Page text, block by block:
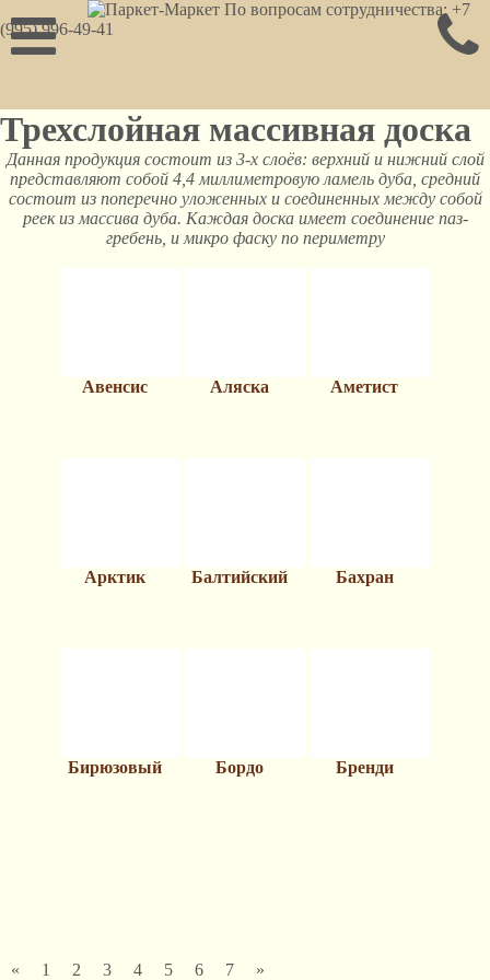
По вопросам сотрудничества: +7
(995) 996-49-41
Трехслойная массивная доска
Данная продукция состоит из 3-х слоёв: верхний и нижний слой
представляют собой 4,4 миллиметровую ламель дуба, средний
состоит из поперечно уложенных и соединенных между собой
реек из массива дуба. Каждая доска имеет соединение паз-
гребень, и микро фаску по периметру
Авенсис Аляска Аметист
Арктик Балтийский Бахран
Бирюзовый Бордо Бренди
« 1 2 3 4 5 6 7 »